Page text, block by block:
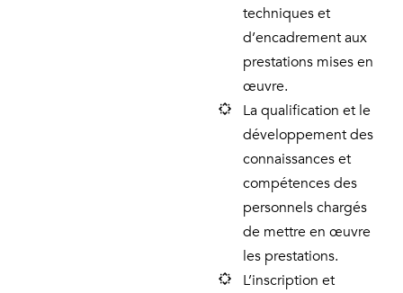
techniques et
d’encadrement aux
prestations mises en
œuvre.
La qualification et le
développement des
connaissances et
compétences des
personnels chargés
de mettre en œuvre
les prestations.
L’inscription et